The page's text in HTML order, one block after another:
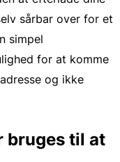
sårbar over for et
simpel
for at komme
og ikke